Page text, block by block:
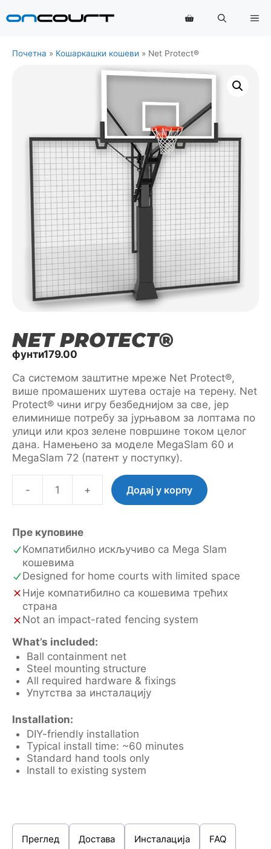
на
Почетна » Кошаркашки кошеви » Net Protect®
NET PROTECT®
фунти179.00
Са системом заштитне мреже Net Protect®,
више промашених шутева остаје на терену. Net
Protect® чини игру безбеднијом за све, јер
елиминише потребу за јурњавом за лоптама по
улици или кроз зелене површине током целог
дана. Намењено за моделе MegaSlam 60 и
MegaSlam 72 (патент у поступку).
-
Net
Protect®
+ Додај у корпу
Пре куповине
Компатибилно искључиво са Mega Slam
кошевима
Designed for home courts with limited space
Није компатибилно са кошевима трећих
страна
Not an impact-rated fencing system
What’s included:
Ball containment net
Steel mounting structure
All required hardware & fixings
Упутства за инсталацију
Installation:
DIY-friendly installation
Typical install time: ~60 minutes
Standard hand tools only
Install to existing system
Преглед Достава Инсталација FAQ